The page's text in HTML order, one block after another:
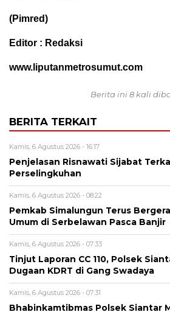
(Pimred)
Editor : Redaksi
www.liputanmetrosumut.com
Berita ini 8 kali
BERITA TERKAIT
Kamis, 6 Agustus 2026 - 16:17
Penjelasan Risnawati Sijabat
Perselingkuhan
Kamis, 6 Agustus 2026 - 08:22
Pemkab Simalungun Terus
Umum di Serbelawan Pasca Banjir
Kamis, 6 Agustus 2026 - 07:33
Tinjut Laporan CC 110, Polsek
Dugaan KDRT di Gang Swadaya
Kamis, 6 Agustus 2026 - 07:31
Bhabinkamtibmas Polsek Siantar